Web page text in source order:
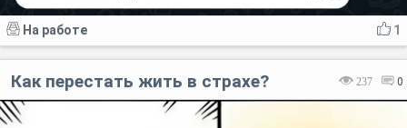
1
На работе
237 0
Как перестать жить в страхе?